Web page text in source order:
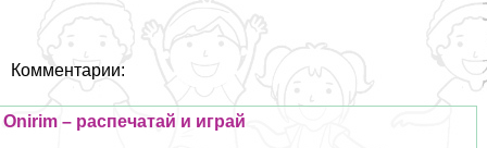
Комментарии:
Onirim – распечатай и играй